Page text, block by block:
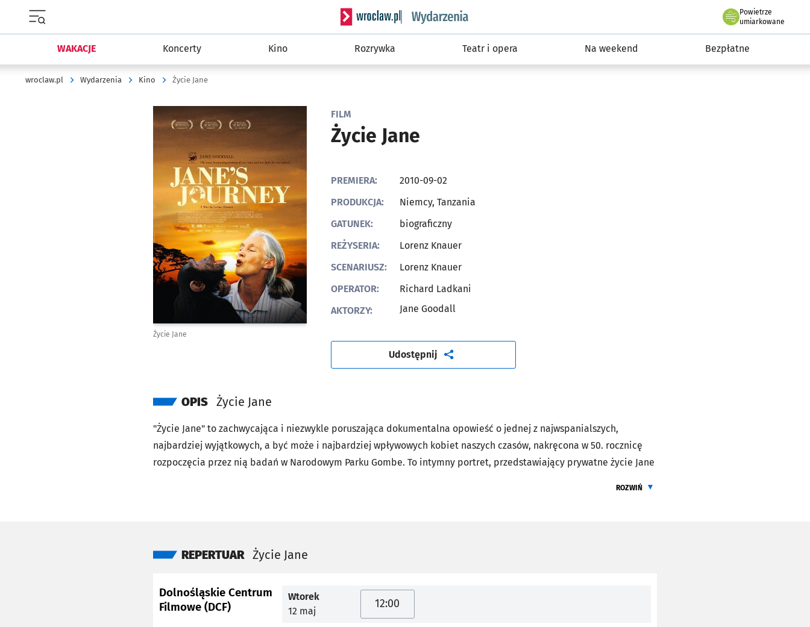
Serwis informacyjny wroclaw.pl podserwis: Wydarzenia
Powietrze
we Wrocławiu
umiarkowane
WAKACJE Koncerty Kino Rozrywka Teatr i opera Na weekend Bezpłatne
wroclaw.pl Wydarzenia Kino Życie Jane
FILM
Życie Jane
Kliknij, aby powiększyć
Życie Jane
PREMIERA:
2010-09-02
PRODUKCJA:
Niemcy, Tanzania
GATUNEK:
biograficzny
REŻYSERIA:
Lorenz Knauer
SCENARIUSZ:
Lorenz Knauer
OPERATOR:
Richard Ladkani
AKTORZY:
Jane Goodall
Udostępnijartykuł
OPIS Życie Jane
"Życie Jane" to zachwycająca i niezwykle poruszająca dokumentalna opowieść o jednej z najwspanialszych,
najbardziej wyjątkowych, a być może i najbardziej wpływowych kobiet naszych czasów, nakręcona w 50. rocznicę
rozpoczęcia przez nią badań w Narodowym Parku Gombe. To intymny portret, przedstawiający prywatne życie Jane
ROZWIŃ
REPERTUAR Życie Jane
Dolnośląskie Centrum
Filmowe (DCF)
Wtorek
12 maj
12:00